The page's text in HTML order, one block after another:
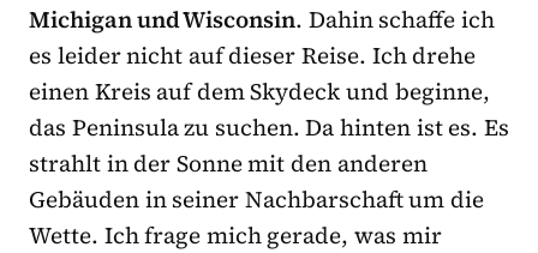
Michigan und Wisconsin. Dahin schaffe ich
es leider nicht auf dieser Reise. Ich drehe
einen Kreis auf dem Skydeck und beginne,
das Peninsula zu suchen. Da hinten ist es. Es
strahlt in der Sonne mit den anderen
Gebäuden in seiner Nachbarschaft um die
Wette. Ich frage mich gerade, was mir